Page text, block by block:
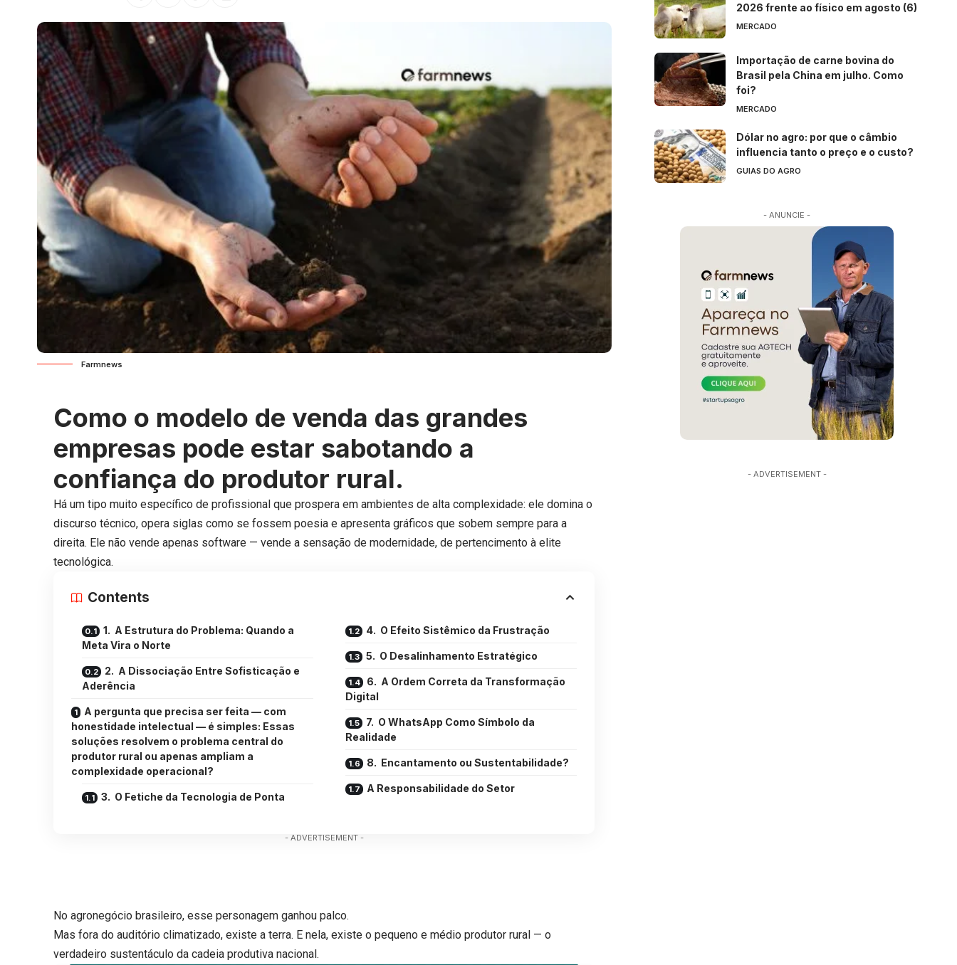
Farmnews
Como o modelo de venda das grandes
empresas pode estar sabotando a
confiança do produtor rural.
Há um tipo muito específico de profissional que prospera em ambientes de alta complexidade: ele domina o
discurso técnico, opera siglas como se fossem poesia e apresenta gráficos que sobem sempre para a
direita. Ele não vende apenas software — vende a sensação de modernidade, de pertencimento à elite
tecnológica.
Contents
1. A Estrutura do Problema: Quando a
Meta Vira o Norte
2. A Dissociação Entre Sofisticação e
Aderência
A pergunta que precisa ser feita — com
honestidade intelectual — é simples: Essas
soluções resolvem o problema central do
produtor rural ou apenas ampliam a
complexidade operacional?
3. O Fetiche da Tecnologia de Ponta
4. O Efeito Sistêmico da Frustração
5. O Desalinhamento Estratégico
6. A Ordem Correta da Transformação
Digital
7. O WhatsApp Como Símbolo da
Realidade
8. Encantamento ou Sustentabilidade?
A Responsabilidade do Setor
- ADVERTISEMENT -
No agronegócio brasileiro, esse personagem ganhou palco.
Mas fora do auditório climatizado, existe a terra. E nela, existe o pequeno e médio produtor rural — o
verdadeiro sustentáculo da cadeia produtiva nacional.
2026 frente ao físico em agosto (6)
MERCADO
Importação de carne bovina do
Brasil pela China em julho. Como
foi?
MERCADO
Dólar no agro: por que o câmbio
influencia tanto o preço e o custo?
GUIAS DO AGRO
- ANUNCIE -
- ADVERTISEMENT -